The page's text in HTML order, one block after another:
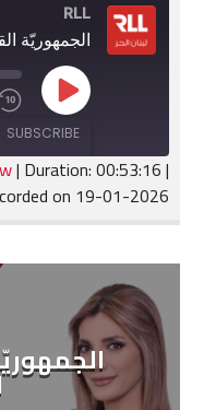
RLL
الجمهوريّة
Play
Episode
10SUBSCRIBE
RSS FEED
SHARE
EMBED
| Duration: 00:53:16|
on 19-01-2026